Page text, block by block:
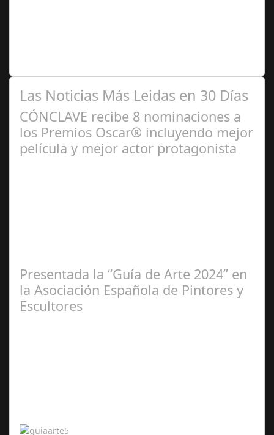
Las Noticias Más Leidas en 30 Días
CÓNCLAVE recibe 8 nominaciones a
los Premios Oscar® incluyendo mejor
película y mejor actor protagonista
Presentada la “Guía de Arte 2024” en
la Asociación Española de Pintores y
Escultores